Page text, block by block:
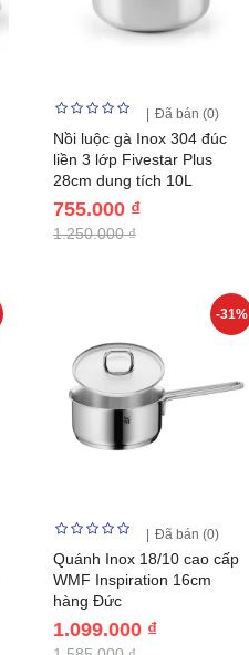
Đã bán (0)
Nồi luộc gà Inox 304 đúc
liền 3 lớp Fivestar Plus
28cm dung tích 10L
755.000 ₫
1.250.000 ₫
-31%
Đã bán (0)
Quánh Inox 18/10 cao cấp
WMF Inspiration 16cm
hàng Đức
1.099.000 ₫